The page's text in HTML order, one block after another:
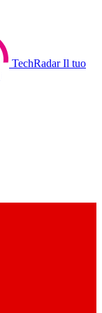
TechRadar Il tuo